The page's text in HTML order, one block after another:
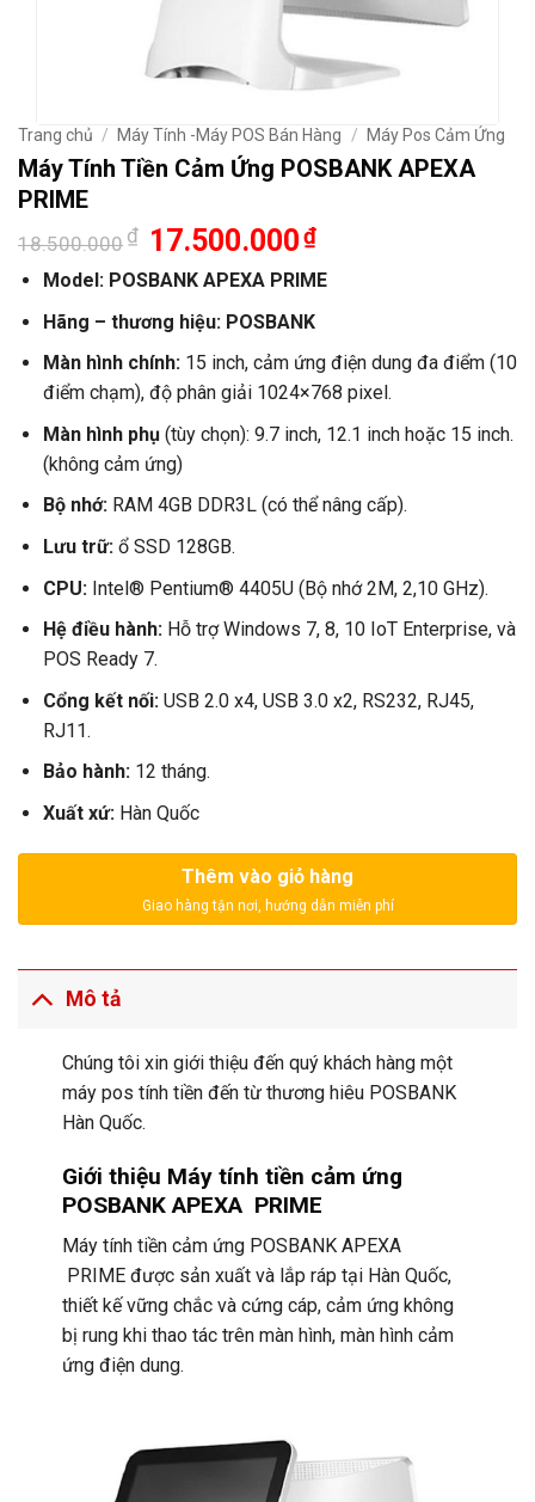
Trang chủ / Máy Tính -Máy POS Bán Hàng / Máy Pos Cảm Ứng
Máy Tính Tiền Cảm Ứng POSBANK APEXA
PRIME
18.500.000 ₫ Giá
gốc
là:
18.500.000₫.
17.500.000₫Giá
tại
là:
Model: POSBANK APEXA PRIME
Hãng – thương hiệu: POSBANK
Màn hình chính:15 inch, cảm ứng điện dung đa điểm (10
điểm chạm), độ phân giải 1024×768 pixel.
Màn hình phụ(tùy chọn): 9.7 inch, 12.1 inch hoặc 15 inch.
(không cảm ứng)
Bộ nhớ:RAM 4GB DDR3L (có thể nâng cấp).
Lưu trữ:ổ SSD 128GB.
CPU:Intel® Pentium® 4405U (Bộ nhớ 2M, 2,10 GHz).
Hệ điều hành:Hỗ trợ Windows 7, 8, 10 IoT Enterprise, và
POS Ready 7.
Cổng kết nối:USB 2.0 x4, USB 3.0 x2, RS232, RJ45,
RJ11.
Bảo hành:12 tháng.
Xuất xứ:Hàn Quốc
Thêm vào giỏ hàng
Mô tả
Chúng tôi xin giới thiệu đến quý khách hàng một
máy pos tính tiền đến từ thương hiêu POSBANK
Hàn Quốc.
Giới thiệu Máy tính tiền cảm ứng
POSBANK APEXA PRIME
Máy tính tiền cảm ứng POSBANK APEXA
PRIME được sản xuất và lắp ráp tại Hàn Quốc,
thiết kế vững chắc và cứng cáp, cảm ứng không
bị rung khi thao tác trên màn hình, màn hình cảm
ứng điện dung.